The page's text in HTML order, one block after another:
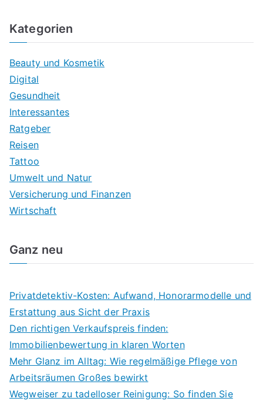
Kategorien
Beauty und Kosmetik
Digital
Gesundheit
Interessantes
Ratgeber
Reisen
Tattoo
Umwelt und Natur
Versicherung und Finanzen
Wirtschaft
Ganz neu
Privatdetektiv-Kosten: Aufwand, Honorarmodelle und
Erstattung aus Sicht der Praxis
Den richtigen Verkaufspreis finden:
Immobilienbewertung in klaren Worten
Mehr Glanz im Alltag: Wie regelmäßige Pflege von
Arbeitsräumen Großes bewirkt
Wegweiser zu tadelloser Reinigung: So finden Sie